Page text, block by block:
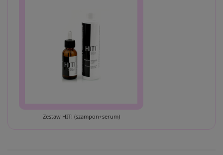
Zestaw HIT! (szampon+serum)